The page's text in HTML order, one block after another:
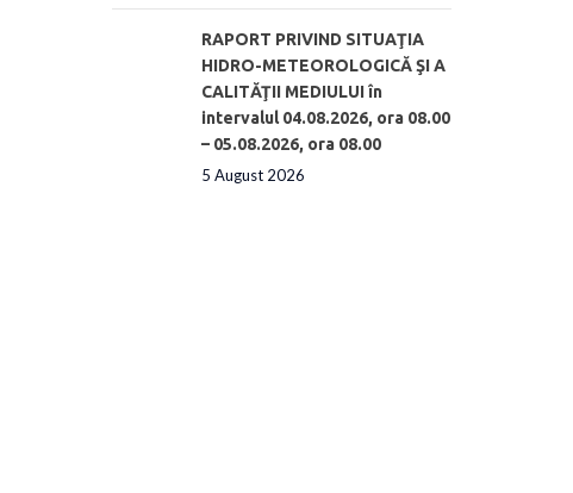
RAPORT PRIVIND SITUAŢIA
HIDRO-METEOROLOGICĂ ŞI A
CALITĂŢII MEDIULUI în
intervalul 04.08.2026, ora 08.00
– 05.08.2026, ora 08.00
5 August 2026